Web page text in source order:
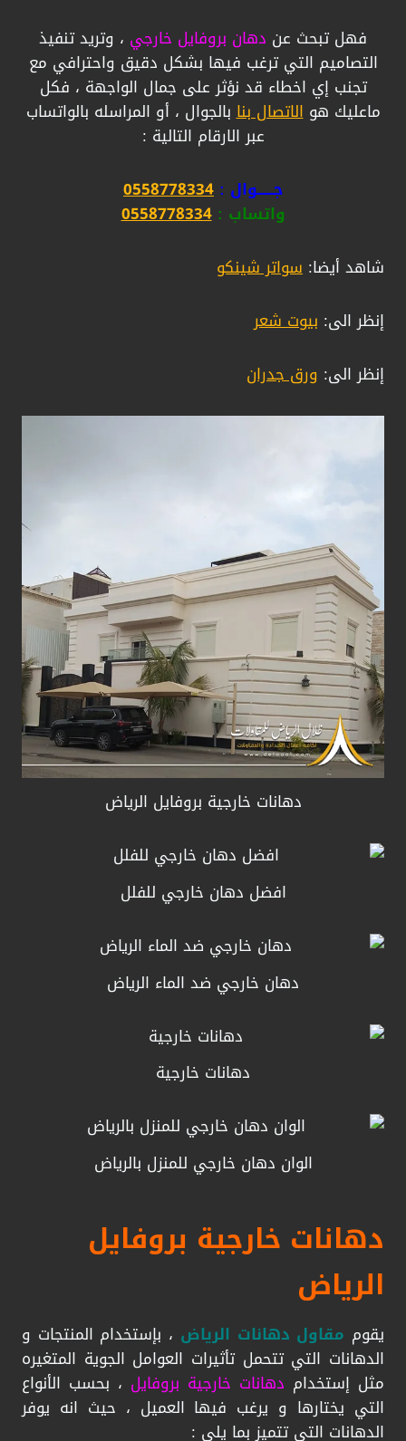
فهل تبحث عن دهان بروفايل خارجي ، وتريد تنفيذ
التصاميم التي ترغب فيها بشكل دقيق واحترافي مع
تجنب إي اخطاء قد نؤثر على جمال الواجهة ، فكل
ماعليك هوالاتصال بنابالجوال ، أو المراسله بالواتساب
عبر الارقام التالية :
جــــــوال : 0558778334
واتساب :0558778334
شاهد أيضا: سواتر شينكو
إنظر الى: بيوت شعر
إنظر الى: ورق جدران
دهانات خارجية بروفايل الرياض
افضل دهان خارجي للفلل
دهان خارجي ضد الماء الرياض
دهانات خارجية
الوان دهان خارجي للمنزل بالرياض
دهانات خارجية بروفايل
الرياض
يقوم مقاول دهانات الرياض ، بإستخدام المنتجات و
الدهانات التي تتحمل تأثيرات العوامل الجوية المتغيره
مثل إستخدام دهانات خارجية بروفايل ، بحسب الأنواع
التي يختارها و يرغب فيها العميل ، حيث انه يوفر
الدهانات التي تتميز بما يلي :